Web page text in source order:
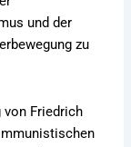
und der
zu
von Friedrich